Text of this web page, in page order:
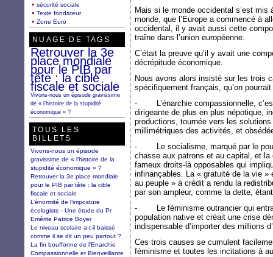
Mais si le monde occidental s’est
monde, que l’Europe a commencé à
occidental, il y avait aussi cette
traîne dans l’union européenne.
C’était la preuve qu’il y avait une
décrépitude économique.
Nous avons alors insisté sur les trois
spécifiquement français, qu’on
- L’énarchie compassionnelle,
dirigeante de plus en plus népotique,
productions, tournée vers les
millimétriques des activités, et
- Le socialisme, marqué par le
chasse aux patrons et au capital, et
fameux droits-là opposables qui
infinançables. La « gratuité de la vie
au peuple » à crédit a rendu la
par son ampleur, comme la dette,
- Le féminisme outrancier qui
population native et créait une crise
indispensable d’importer des millions
Ces trois causes se cumulent
féminisme et toutes les incitations à
sécurité sociale
Texte fondateur
Zone Euro
NUAGE DE TAGS
Retrouver la 3e
place mondiale
pour le PIB par
tête : la cible
fiscale et sociale
Vivons-nous un épisode gravissime
de « l’histoire de la stupidité
économique » ?
TOUS LES
BILLETS
Vivons-nous un épisode
gravissime de « l’histoire de la
stupidité économique » ?
Retrouver la 3e place mondiale
pour le PIB par tête : la cible
fiscale et sociale
L’énormité de l’imposture
écologiste - Une étude du Pr
Emérite Patrice Boyer
Le niveau scolaire a-t-il baissé
comme il se dit un peu partout ?
La fin bouffonne de l’Enarchie
Compassionnelle et Bienveillante